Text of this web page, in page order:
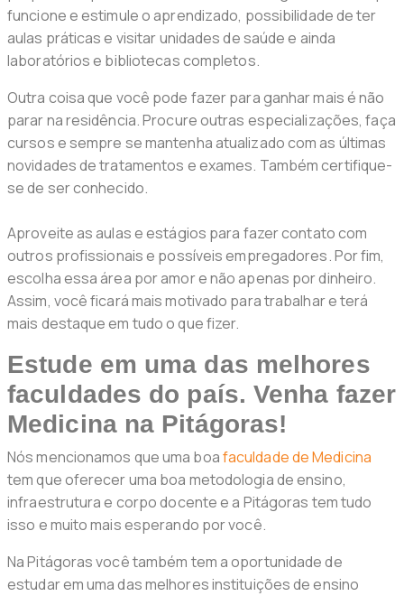
funcione e estimule o aprendizado, possibilidade de ter
aulas práticas e visitar unidades de saúde e ainda
laboratórios e bibliotecas completos.
Outra coisa que você pode fazer para ganhar mais é não
parar na residência. Procure outras especializações, faça
cursos e sempre se mantenha atualizado com as últimas
novidades de tratamentos e exames. Também certifique-
se de ser conhecido.
Aproveite as aulas e estágios para fazer contato com
outros profissionais e possíveis empregadores. Por fim,
escolha essa área por amor e não apenas por dinheiro.
Assim, você ficará mais motivado para trabalhar e terá
mais destaque em tudo o que fizer.
Estude em uma das melhores
faculdades do país. Venha fazer
Medicina na Pitágoras!
Nós mencionamos que uma boafaculdade de Medicina
tem que oferecer uma boa metodologia de ensino,
infraestrutura e corpo docente e a Pitágoras tem tudo
isso e muito mais esperando por você.
Na Pitágoras você também tem a oportunidade de
estudar em uma das melhores instituições de ensino